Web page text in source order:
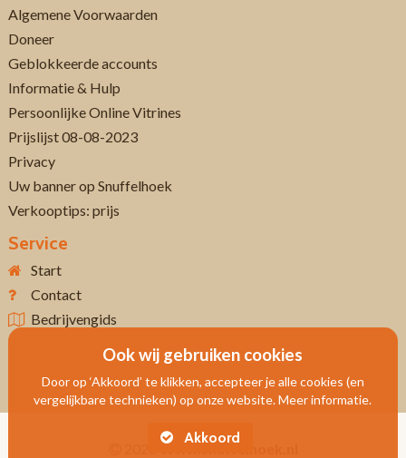
Algemene Voorwaarden
Doneer
Geblokkeerde accounts
Informatie & Hulp
Persoonlijke Online Vitrines
Prijslijst 08-08-2023
Privacy
Uw banner op Snuffelhoek
Verkooptips: prijs
Service
Start
Contact
Bedrijvengids
Www.snuffelhoek.nl
Ook wij gebruiken cookies
Door op ‘Akkoord’ te klikken, accepteer je alle cookies (en
vergelijkbare technieken) op onze website. Meer informatie.
Akkoord